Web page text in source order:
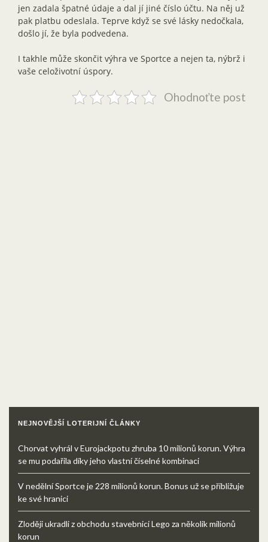
jen zadala špatné údaje a dal jí jiné číslo účtu. Na něj už
pak platbu odeslala. Teprve když se své lásky nedočkala,
došlo jí, že byla podvedena.
I takhle může skončit výhra ve Sportce a nejen ta, nýbrž i
vaše celoživotní úspory.
Ohodnoťte post
NEJNOVĚJŠÍ LOTERIJNÍ ČLÁNKY
Chorvat vyhrál v Eurojackpotu zhruba 10 milionů korun. Výhra
se mu podařila díky jeho vlastní číselné kombinaci
V nedělní Sportce je 228 milionů korun. Bonus už se přibližuje
ke své hranici
Zloději ukradli z obchodu stavebnici Lego za několik milionů
korun